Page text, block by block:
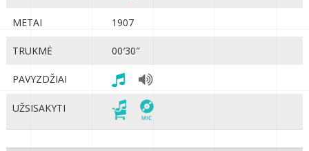
METAI 1907
TRUKMĖ 00′30″
PAVYZDŽIAI
UŽSISAKYTI